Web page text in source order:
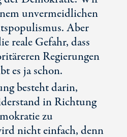
unvermeidlichen
Aber
reale Gefahr, dass
Regierungen
es ja schon.
besteht darin,
in Richtung
zu
nicht einfach, denn